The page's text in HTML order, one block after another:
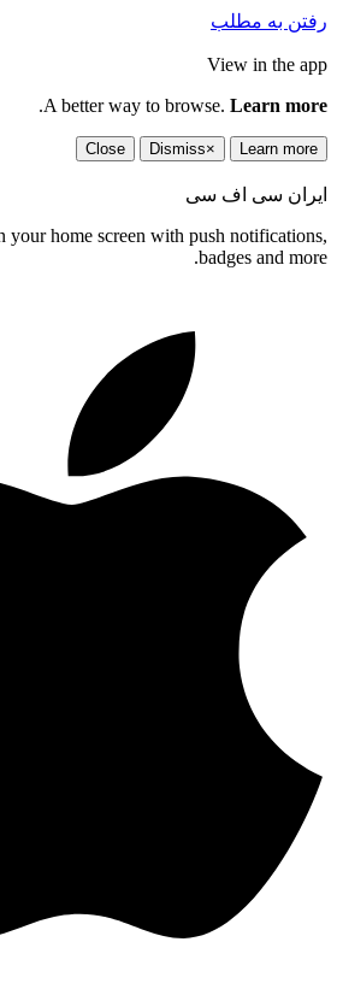
رفتن به مطلب
View in the app
A better way to browse. Learn more
.
Learn more
×
Dismiss
Close
ایران سی اف سی
your home screen with push notifications,
badges and more.